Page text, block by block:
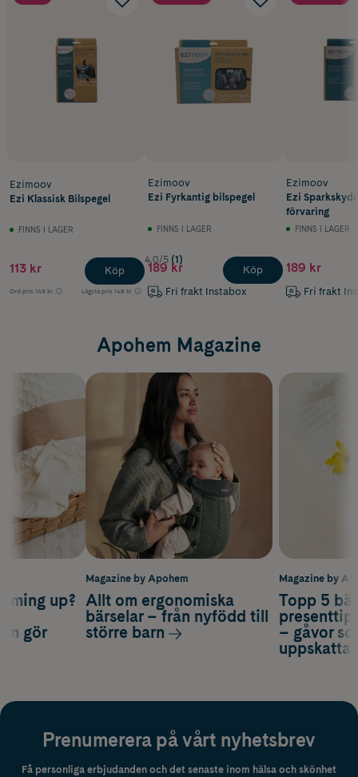
Ezimoov
Ezi Klassisk Bilspegel
FINNS I LAGER
113 kr
Ord.pris 149 kr Lägsta pris 148 kr
Köp
Ezimoov
Ezi Fyrkantig bilspegel
FINNS I LAGER
4.0/5 (1)
189 kr
Fri frakt Instabox
Köp
Ezimoov
Ezi
förvaring
FINNS I LAGER
189 kr
Fri frakt
Apohem Magazine
Magazine by
Topp 5
– gåvor
up?
gör
Magazine by Apohem
Allt om ergonomiska
bärselar – från nyfödd till
större barn
Prenumerera på vårt nyhetsbrev
Få personliga erbjudanden och det senaste inom hälsa och skönhet